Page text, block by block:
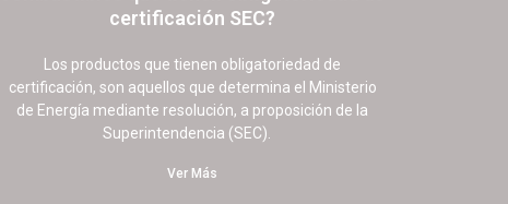
certificación SEC?
Los productos que tienen obligatoriedad de
certificación, son aquellos que determina el Ministerio
de Energía mediante resolución, a proposición de la
Superintendencia (SEC).
Ver Más